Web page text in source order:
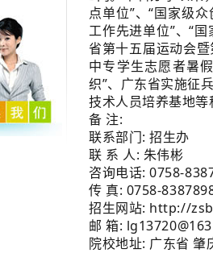
点单位”、“国家级
工作先进单位”、“
省第十五届运动会
中专学生志愿者暑
织”、广东省实施征
技术人员培养基地等
备 注:
联系部门: 招生办
联 系 人: 朱伟彬
咨询电话: 0758-
传 真: 0758-
招生网站: http://
邮 箱:
院校地址: 广东省